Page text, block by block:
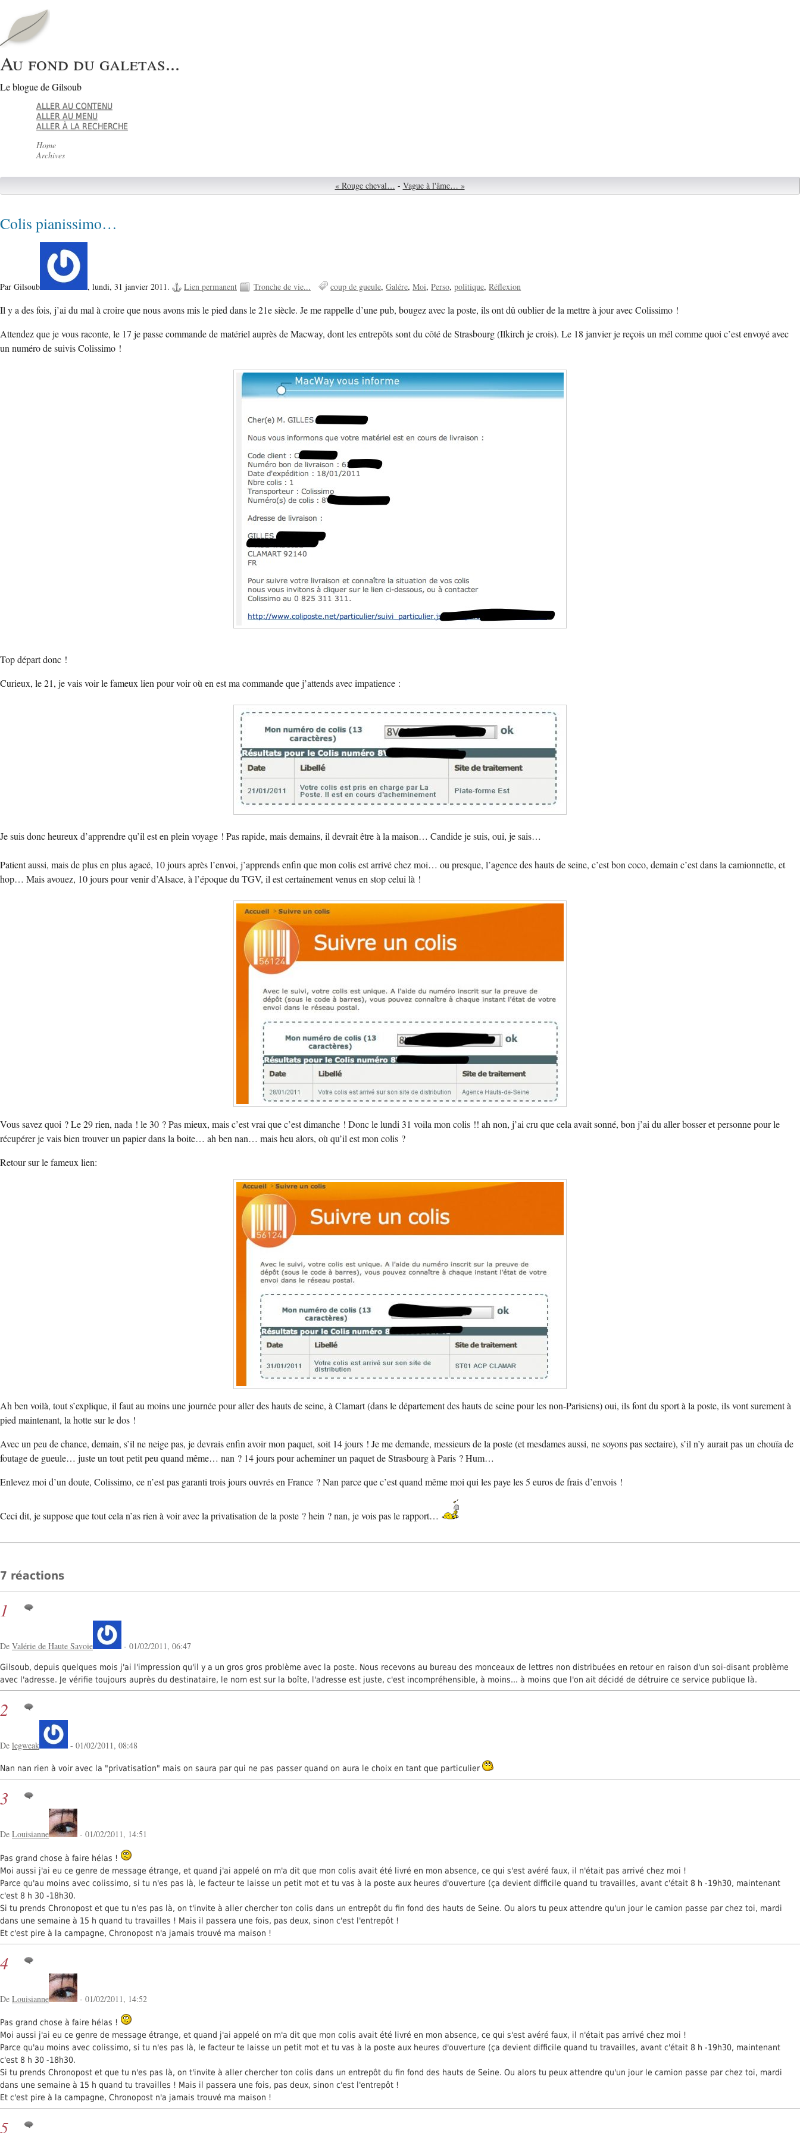
Au fond du galetas...
Le blogue de Gilsoub
ALLER AU CONTENU
ALLER AU MENU
ALLER À LA RECHERCHE
Home
Archives
« Rouge cheval… - Vague à l'âme… »
Colis pianissimo…
Par Gilsoub , lundi, 31 janvier 2011. Lien permanent Tronche de vie... coup de gueule Galére Moi Perso politique Réflexion
Il y a des fois, j’ai du mal à croire que nous avons mis le pied dans le 21e siècle. Je me rappelle d’une pub, bougez avec la poste, ils ont dû oublier de la mettre à jour avec Colissimo !
Attendez que je vous raconte, le 17 je passe commande de matériel auprès de Macway, dont les entrepôts sont du côté de Strasbourg (Ilkirch je crois). Le 18 janvier je reçois un mél comme quoi c’est envoyé avec
un numéro de suivis Colissimo !
Top départ donc !
Curieux, le 21, je vais voir le fameux lien pour voir où en est ma commande que j’attends avec impatience :
Je suis donc heureux d’apprendre qu’il est en plein voyage ! Pas rapide, mais demains, il devrait être à la maison… Candide je suis, oui, je sais…
Patient aussi, mais de plus en plus agacé, 10 jours après l’envoi, j’apprends enfin que mon colis est arrivé chez moi… ou presque, l’agence des hauts de seine, c’est bon coco, demain c’est dans la camionnette, et
hop… Mais avouez, 10 jours pour venir d’Alsace, à l’époque du TGV, il est certainement venus en stop celui là !
Vous savez quoi ? Le 29 rien, nada ! le 30 ? Pas mieux, mais c’est vrai que c’est dimanche ! Donc le lundi 31 voila mon colis !! ah non, j’ai cru que cela avait sonné, bon j’ai du aller bosser et personne pour le
récupérer je vais bien trouver un papier dans la boite… ah ben nan… mais heu alors, où qu’il est mon colis ?
Retour sur le fameux lien:
Ah ben voilà, tout s’explique, il faut au moins une journée pour aller des hauts de seine, à Clamart (dans le département des hauts de seine pour les non-Parisiens) oui, ils font du sport à la poste, ils vont surement à
pied maintenant, la hotte sur le dos !
Avec un peu de chance, demain, s’il ne neige pas, je devrais enfin avoir mon paquet, soit 14 jours ! Je me demande, messieurs de la poste (et mesdames aussi, ne soyons pas sectaire), s’il n’y aurait pas un chouïa de
foutage de gueule… juste un tout petit peu quand même… nan ? 14 jours pour acheminer un paquet de Strasbourg à Paris ? Hum…
Enlevez moi d’un doute, Colissimo, ce n’est pas garanti trois jours ouvrés en France ? Nan parce que c’est quand même moi qui les paye les 5 euros de frais d’envois !
Ceci dit, je suppose que tout cela n’as rien à voir avec la privatisation de la poste ? hein ? nan, je vois pas le rapport…
7 réactions
1
De Valérie de Haute Savoie - 01/02/2011, 06:47
Gilsoub, depuis quelques mois j'ai l'impression qu'il y a un gros gros problème avec la poste. Nous recevons au bureau des monceaux de lettres non distribuées en retour en raison d'un soi-disant problème
avec l'adresse. Je vérifie toujours auprès du destinataire, le nom est sur la boîte, l'adresse est juste, c'est incompréhensible, à moins... à moins que l'on ait décidé de détruire ce service publique là.
2
De legweak - 01/02/2011, 08:48
Nan nan rien à voir avec la "privatisation" mais on saura par qui ne pas passer quand on aura le choix en tant que particulier
3
De Louisianne - 01/02/2011, 14:51
Pas grand chose à faire hélas !
Moi aussi j'ai eu ce genre de message étrange, et quand j'ai appelé on m'a dit que mon colis avait été livré en mon absence, ce qui s'est avéré faux, il n'était pas arrivé chez moi !
Parce qu'au moins avec colissimo, si tu n'es pas là, le facteur te laisse un petit mot et tu vas à la poste aux heures d'ouverture (ça devient difficile quand tu travailles, avant c'était 8 h -19h30, maintenant
c'est 8 h 30 -18h30.
Si tu prends Chronopost et que tu n'es pas là, on t'invite à aller chercher ton colis dans un entrepôt du fin fond des hauts de Seine. Ou alors tu peux attendre qu'un jour le camion passe par chez toi, mardi
dans une semaine à 15 h quand tu travailles ! Mais il passera une fois, pas deux, sinon c'est l'entrepôt !
Et c'est pire à la campagne, Chronopost n'a jamais trouvé ma maison !
4
De Louisianne - 01/02/2011, 14:52
Pas grand chose à faire hélas !
Moi aussi j'ai eu ce genre de message étrange, et quand j'ai appelé on m'a dit que mon colis avait été livré en mon absence, ce qui s'est avéré faux, il n'était pas arrivé chez moi !
Parce qu'au moins avec colissimo, si tu n'es pas là, le facteur te laisse un petit mot et tu vas à la poste aux heures d'ouverture (ça devient difficile quand tu travailles, avant c'était 8 h -19h30, maintenant
c'est 8 h 30 -18h30.
Si tu prends Chronopost et que tu n'es pas là, on t'invite à aller chercher ton colis dans un entrepôt du fin fond des hauts de Seine. Ou alors tu peux attendre qu'un jour le camion passe par chez toi, mardi
dans une semaine à 15 h quand tu travailles ! Mais il passera une fois, pas deux, sinon c'est l'entrepôt !
Et c'est pire à la campagne, Chronopost n'a jamais trouvé ma maison !
5